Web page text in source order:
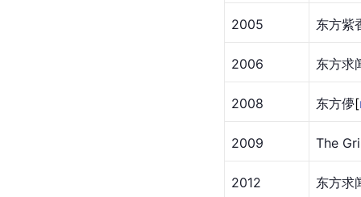
2005 东方紫
2006 东方求
2008 东方儚[
2009 The
2012 东方求